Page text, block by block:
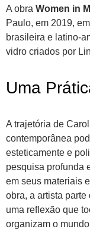
A obra Women in
Paulo, em 2019,
brasileira e latino-
vidro criados por
Uma
A trajetória de
contemporânea
esteticamente e
pesquisa profunda
em seus materiais
obra, a artista
uma reflexão que
organizam o